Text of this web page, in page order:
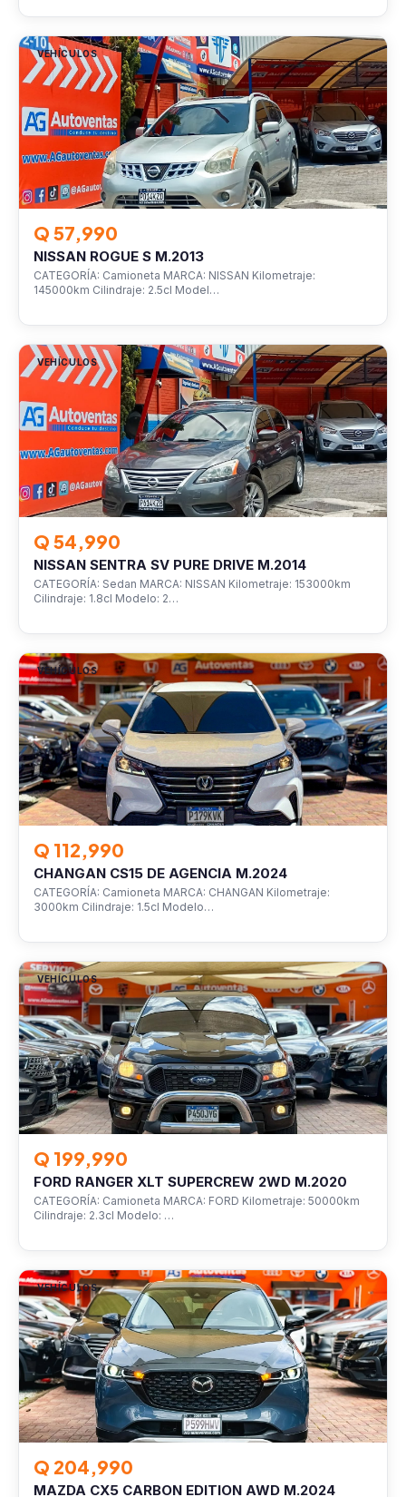
VEHÍCULOS
Q 57,990
NISSAN ROGUE S M.2013
CATEGORÍA: Camioneta MARCA: NISSAN Kilometraje:
145000km Cilindraje: 2.5cl Model…
VEHÍCULOS
Q 54,990
NISSAN SENTRA SV PURE DRIVE M.2014
CATEGORÍA: Sedan MARCA: NISSAN Kilometraje: 153000km
Cilindraje: 1.8cl Modelo: 2…
VEHÍCULOS
Q 112,990
CHANGAN CS15 DE AGENCIA M.2024
CATEGORÍA: Camioneta MARCA: CHANGAN Kilometraje:
3000km Cilindraje: 1.5cl Modelo…
VEHÍCULOS
Q 199,990
FORD RANGER XLT SUPERCREW 2WD M.2020
CATEGORÍA: Camioneta MARCA: FORD Kilometraje: 50000km
Cilindraje: 2.3cl Modelo: …
VEHÍCULOS
Q 204,990
MAZDA CX5 CARBON EDITION AWD M.2024